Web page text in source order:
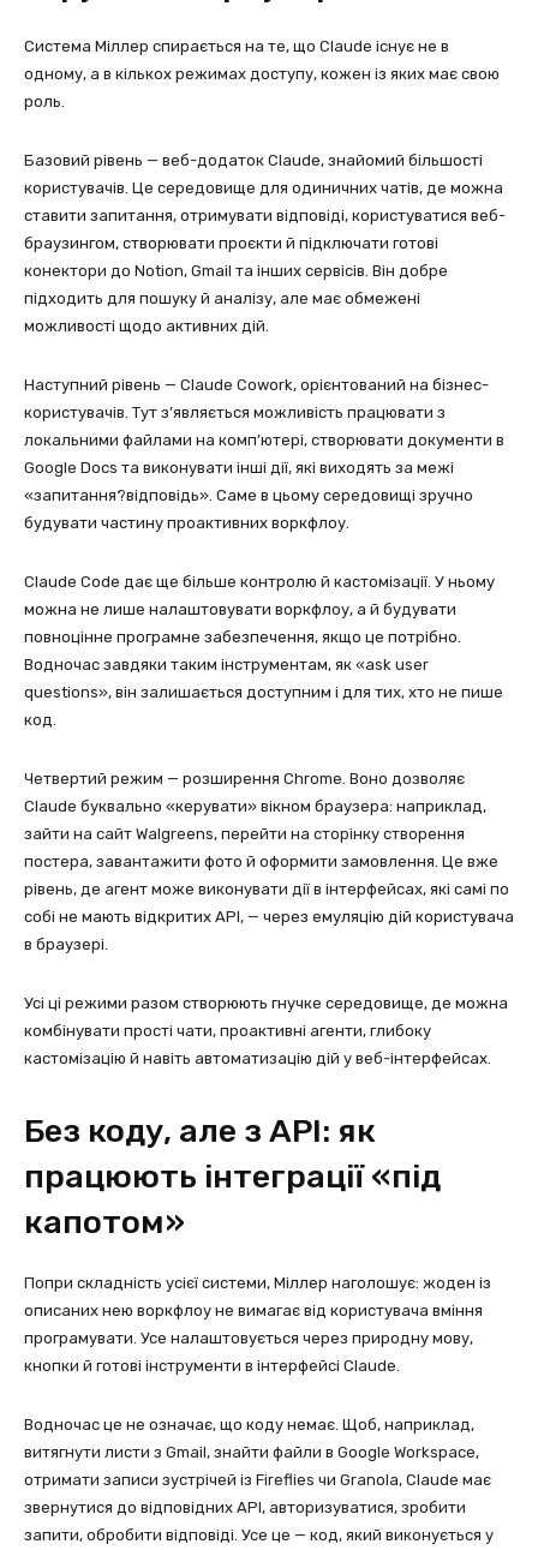
Система Міллер спирається на те, що Claude існує не в
одному, а в кількох режимах доступу, кожен із яких має свою
роль.
Базовий рівень — веб-додаток Claude, знайомий більшості
користувачів. Це середовище для одиничних чатів, де можна
ставити запитання, отримувати відповіді, користуватися веб-
браузингом, створювати проєкти й підключати готові
конектори до Notion, Gmail та інших сервісів. Він добре
підходить для пошуку й аналізу, але має обмежені
можливості щодо активних дій.
Наступний рівень — Claude Cowork, орієнтований на бізнес-
користувачів. Тут з’являється можливість працювати з
локальними файлами на комп’ютері, створювати документи в
Google Docs та виконувати інші дії, які виходять за межі
«запитання?відповідь». Саме в цьому середовищі зручно
будувати частину проактивних воркфлоу.
Claude Code дає ще більше контролю й кастомізації. У ньому
можна не лише налаштовувати воркфлоу, а й будувати
повноцінне програмне забезпечення, якщо це потрібно.
Водночас завдяки таким інструментам, як «ask user
questions», він залишається доступним і для тих, хто не пише
код.
Четвертий режим — розширення Chrome. Воно дозволяє
Claude буквально «керувати» вікном браузера: наприклад,
зайти на сайт Walgreens, перейти на сторінку створення
постера, завантажити фото й оформити замовлення. Це вже
рівень, де агент може виконувати дії в інтерфейсах, які самі по
собі не мають відкритих API, — через емуляцію дій користувача
в браузері.
Усі ці режими разом створюють гнучке середовище, де можна
комбінувати прості чати, проактивні агенти, глибоку
кастомізацію й навіть автоматизацію дій у веб-інтерфейсах.
Без коду, але з API: як
працюють інтеграції «під
капотом»
Попри складність усієї системи, Міллер наголошує: жоден із
описаних нею воркфлоу не вимагає від користувача вміння
програмувати. Усе налаштовується через природну мову,
кнопки й готові інструменти в інтерфейсі Claude.
Водночас це не означає, що коду немає. Щоб, наприклад,
витягнути листи з Gmail, знайти файли в Google Workspace,
отримати записи зустрічей із Fireflies чи Granola, Claude має
звернутися до відповідних API, авторизуватися, зробити
запити, обробити відповіді. Усе це — код, який виконується у